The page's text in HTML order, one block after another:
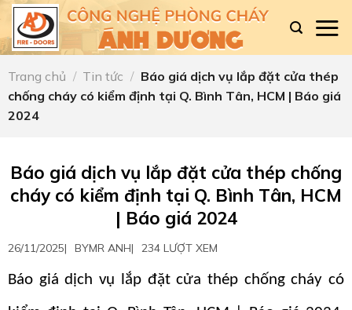
Skip
content
Trang chủ / Tin tức / Báo giá dịch vụ lắp đặt cửa thép
chống cháy có kiểm định tại Q. Bình Tân, HCM | Báo giá
2024
Báo giá dịch vụ lắp đặt cửa thép chống
cháy có kiểm định tại Q. Bình Tân, HCM
| Báo giá 2024
26/11/2025| BYMR ANH| 234 LƯỢT XEM
Báo giá dịch vụ lắp đặt cửa thép chống cháy có